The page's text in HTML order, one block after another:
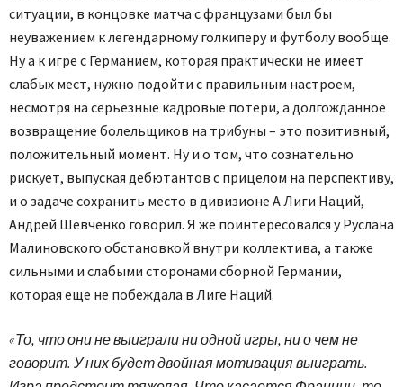
ситуации, в концовке матча с французами был бы
неуважением к легендарному голкиперу и футболу вообще.
Ну а к игре с Германием, которая практически не имеет
слабых мест, нужно подойти с правильным настроем,
несмотря на серьезные кадровые потери, а долгожданное
возвращение болельщиков на трибуны – это позитивный,
положительный момент. Ну и о том, что сознательно
рискует, выпуская дебютантов с прицелом на перспективу,
и о задаче сохранить место в дивизионе А Лиги Наций,
Андрей Шевченко говорил. Я же поинтересовался у Руслана
Малиновского обстановкой внутри коллектива, а также
сильными и слабыми сторонами сборной Германии,
которая еще не побеждала в Лиге Наций.
«То, что они не выиграли ни одной игры, ни о чем не
говорит. У них будет двойная мотивация выиграть.